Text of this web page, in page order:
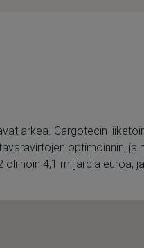
arkea. Cargotecin
optimoinnin, ja
noin 4,1 miljardia euroa,